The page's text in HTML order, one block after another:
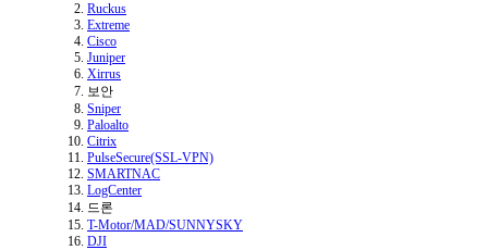
Ruckus
Extreme
Cisco
Juniper
Xirrus
보안
Sniper
Paloalto
Citrix
PulseSecure(SSL-VPN)
SMARTNAC
LogCenter
드론
T-Motor/MAD/SUNNYSKY
DJI